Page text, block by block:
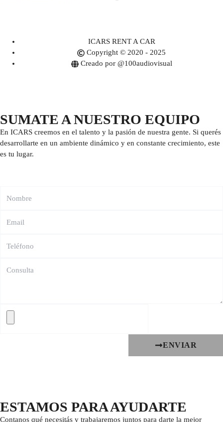
ICARS RENT A CAR
Copyright © 2020 - 2025
Creado por @100audiovisual
SUMATE A NUESTRO EQUIPO
En ICARS creemos en el talento y la pasión de nuestra gente. Si querés
desarrollarte en un ambiente dinámico y en constante crecimiento, este
es tu lugar.
ENVIAR
ESTAMOS PARA AYUDARTE
Contanos qué necesitás y trabajaremos juntos para darte la mejor